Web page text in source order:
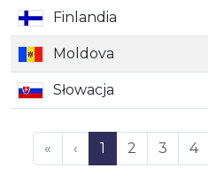
Finlandia
Moldova
Słowacja
« ‹ 1 2 3 4